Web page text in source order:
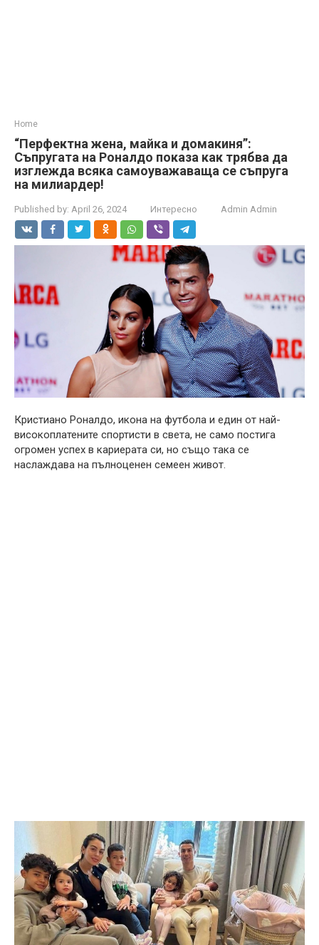
Home
“Перфектна жена, майка и домакиня”:
Съпругата на Роналдо показа как трябва да
изглежда всяка самоуважаваща се съпруга
на милиардер!
Published by: April 26, 2024 Интересно Admin Admin
Кристиано Роналдо, икона на футбола и един от най-
високоплатените спортисти в света, не само постига
огромен успех в кариерата си, но също така се
наслаждава на пълноценен семеен живот.